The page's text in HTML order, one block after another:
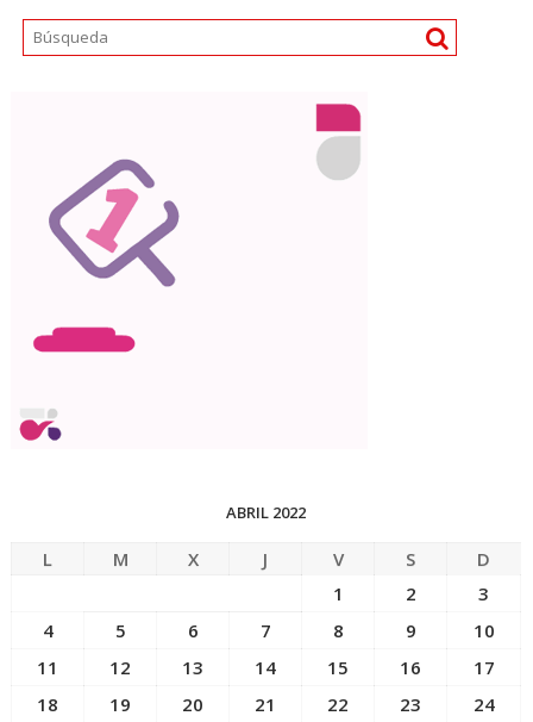
ABRIL 2022
L M X J V S
D
1
2
3
4
5 6 7 8 9
10
11
12 13 14 15 16
17
18
19 20 21 22 23
24